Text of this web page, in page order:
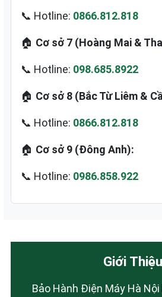
📞 Hotline: 0866.812.818
🏠 Cơ sở 7 (Hoàng Mai &
📞 Hotline: 098.685.8922
🏠 Cơ sở 8 (Bắc Từ Liêm &
📞 Hotline: 0866.812.818
🏠 Cơ sở 9 (Đông Anh):
📞 Hotline: 0986.858.922
Giới Thiệu
Bảo Hành Điện Máy Hà